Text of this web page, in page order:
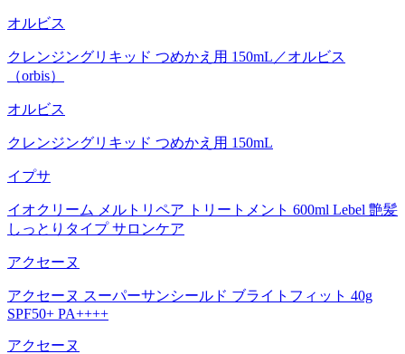
オルビス
クレンジングリキッド つめかえ用 150mL／オルビス
（orbis）
オルビス
クレンジングリキッド つめかえ用 150mL
イプサ
イオクリーム メルトリペア トリートメント 600ml Lebel 艶髪
しっとりタイプ サロンケア
アクセーヌ
アクセーヌ スーパーサンシールド ブライトフィット 40g
SPF50+ PA++++
アクセーヌ